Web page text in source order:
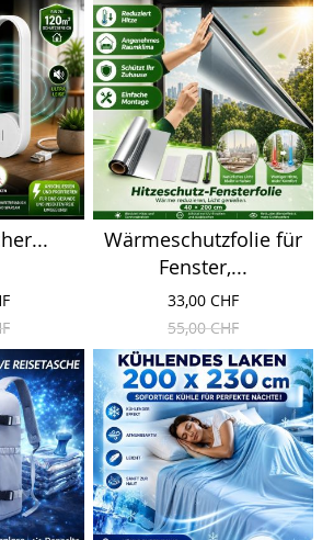
Wärmeschutzfolie für
Fenster,...
33,00 CHF
55,00 CHF